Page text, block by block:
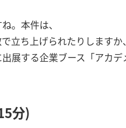
。本件は、
立ち上げられたりしますか
する企業ブース「アカデ
分)